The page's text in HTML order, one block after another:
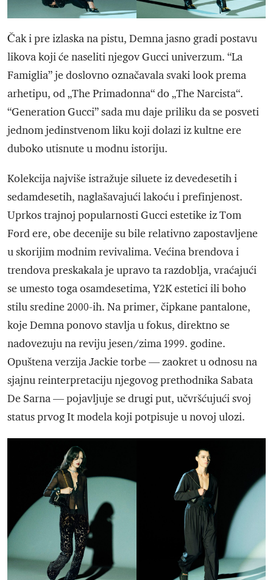
Čak i pre izlaska na pistu, Demna jasno gradi postavu
likova koji će naseliti njegov Gucci univerzum. “La
Famiglia” je doslovno označavala svaki look prema
arhetipu, od „The Primadonna“ do „The Narcista“.
“Generation Gucci” sada mu daje priliku da se posveti
jednom jedinstvenom liku koji dolazi iz kultne ere
duboko utisnute u modnu istoriju.
Kolekcija najviše istražuje siluete iz devedesetih i
sedamdesetih, naglašavajući lakoću i prefinjenost.
Uprkos trajnoj popularnosti Gucci estetike iz Tom
Ford ere, obe decenije su bile relativno zapostavljene
u skorijim modnim revivalima. Većina brendova i
trendova preskakala je upravo ta razdoblja, vraćajući
se umesto toga osamdesetima, Y2K estetici ili boho
stilu sredine 2000-ih. Na primer, čipkane pantalone,
koje Demna ponovo stavlja u fokus, direktno se
nadovezuju na reviju jesen/zima 1999. godine.
Opuštena verzija Jackie torbe — zaokret u odnosu na
sjajnu reinterpretaciju njegovog prethodnika Sabata
De Sarna — pojavljuje se drugi put, učvršćujući svoj
status prvog It modela koji potpisuje u novoj ulozi.